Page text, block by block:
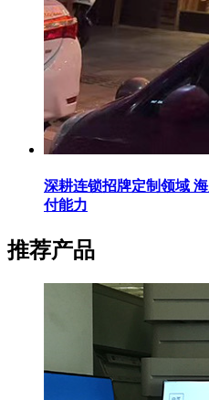
深耕连锁招牌定制领域
付能力
推荐产品